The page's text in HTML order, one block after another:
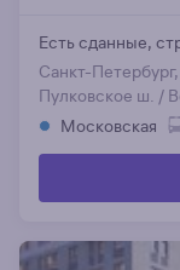
Есть сданные,
Санкт-
Пулковское ш. /
Московская